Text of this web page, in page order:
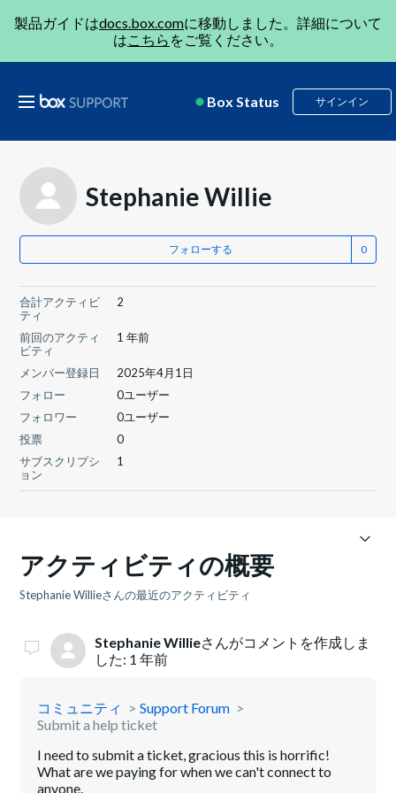
製品ガイドはdocs.box.comに移動しました。詳細について
はこちら をご覧ください。
Box Status サインイン
Stephanie Willie
フォローする
合計アクティビ
ティ
2
前回のアクティ
ビティ
1 年前
メンバー登録日
2025年4月1日
フォロー
0ユーザー
フォロワー
0ユーザー
投票
0
サブスクリプシ
ョン
1
アクティビティの概要
Stephanie Willieさんの最近のアクティビティ
Stephanie Willieさんがコメントを作成しま
した: 1 年前
コミュニティ
Support Forum
Submit a help ticket
I need to submit a ticket, gracious this is horrific!
What are we paying for when we can't connect to
anyone.